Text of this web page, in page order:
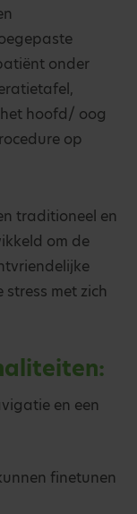
onder
hoofd/ oog
op
traditioneel en
om de
met zich
en een
finetunen